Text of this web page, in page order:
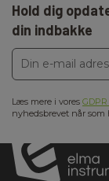
Hold dig
din indbakke
Læs mere i vores
nyhedsbrevet når